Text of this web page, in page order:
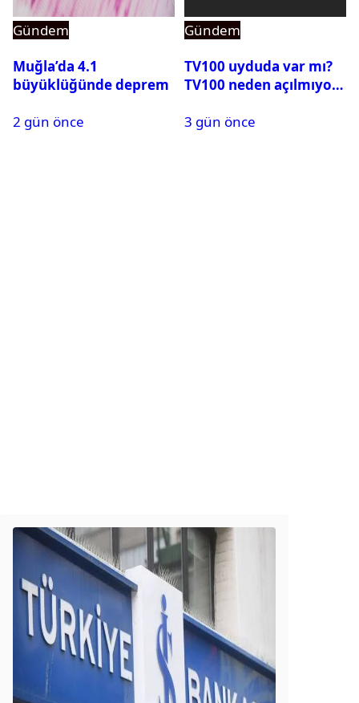
Gündem
Muğla’da 4.1
büyüklüğünde deprem
2 gün önce
Gündem
TV100 uyduda var mı?
TV100 neden açılmıyor?
3 gün önce